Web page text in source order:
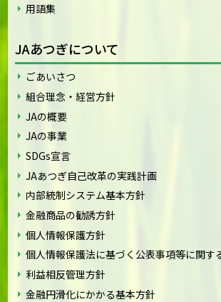
用語集
JAあつぎについて
ごあいさつ
組合理念・経営方針
JAの概要
JAの事業
SDGs宣言
JAあつぎ自己改革の実践計画
内部統制システム基本方針
金融商品の勧誘方針
個人情報保護方針
個人情報保護法に基づく公表事項等に関す
利益相反管理方針
金融円滑化にかかる基本方針